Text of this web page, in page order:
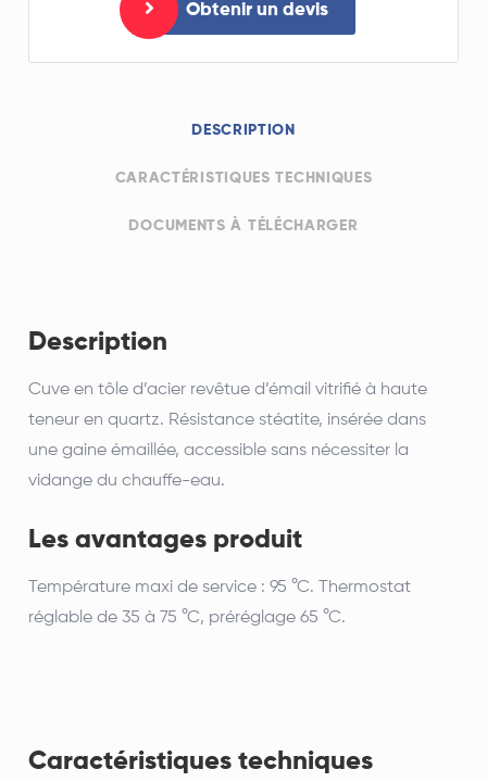
Obtenir un devis
DESCRIPTION
CARACTÉRISTIQUES TECHNIQUES
DOCUMENTS À TÉLÉCHARGER
Description
Cuve en tôle d’acier revêtue d’émail vitrifié à haute
teneur en quartz. Résistance stéatite, insérée dans
une gaine émaillée, accessible sans nécessiter la
vidange du chauffe-eau.
Les avantages produit
Température maxi de service : 95 °C. Thermostat
réglable de 35 à 75 °C, préréglage 65 °C.
Caractéristiques techniques